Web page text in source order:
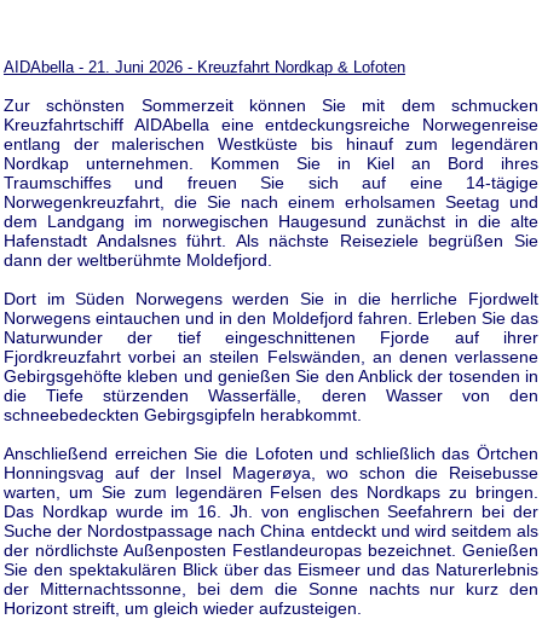
AIDAbella - 21. Juni 2026 - Kreuzfahrt Nordkap & Lofoten
Zur schönsten Sommerzeit können Sie mit dem schmucken
Kreuzfahrtschiff AIDAbella eine entdeckungsreiche Norwegenreise
entlang der malerischen Westküste bis hinauf zum legendären
Nordkap unternehmen. Kommen Sie in Kiel an Bord ihres
Traumschiffes und freuen Sie sich auf eine 14-tägige
Norwegenkreuzfahrt, die Sie nach einem erholsamen Seetag und
dem Landgang im norwegischen Haugesund zunächst in die alte
Hafenstadt Andalsnes führt. Als nächste Reiseziele begrüßen Sie
dann der weltberühmte Moldefjord.
Dort im Süden Norwegens werden Sie in die herrliche Fjordwelt
Norwegens eintauchen und in den Moldefjord fahren. Erleben Sie das
Naturwunder der tief eingeschnittenen Fjorde auf ihrer
Fjordkreuzfahrt vorbei an steilen Felswänden, an denen verlassene
Gebirgsgehöfte kleben und genießen Sie den Anblick der tosenden in
die Tiefe stürzenden Wasserfälle, deren Wasser von den
schneebedeckten Gebirgsgipfeln herabkommt.
Anschließend erreichen Sie die Lofoten und schließlich das Örtchen
Honningsvag auf der Insel Magerøya, wo schon die Reisebusse
warten, um Sie zum legendären Felsen des Nordkaps zu bringen.
Das Nordkap wurde im 16. Jh. von englischen Seefahrern bei der
Suche der Nordostpassage nach China entdeckt und wird seitdem als
der nördlichste Außenposten Festlandeuropas bezeichnet. Genießen
Sie den spektakulären Blick über das Eismeer und das Naturerlebnis
der Mitternachtssonne, bei dem die Sonne nachts nur kurz den
Horizont streift, um gleich wieder aufzusteigen.